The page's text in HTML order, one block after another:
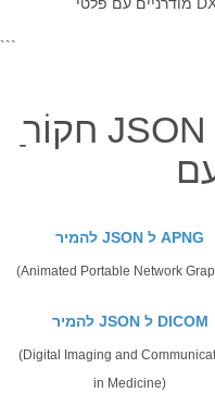
```
להמיר JSON ל APNG
(Animated Portable Network
להמיר JSON ל DICOM
(Digital Imaging and
in Medicine)